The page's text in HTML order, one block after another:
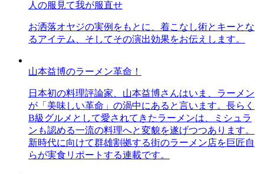
人の服見て我が服直せ
お洒落オヤジの実例をもとに、着こなし術とキーとな
るアイテム、そしてその演出効果をお伝えします。
山本益博のラーメン革命！
日本初の料理評論家、山本益博さんはいま、ラーメン
が「美味しい革命」の渦中にあると言います。長らく
B級グルメとして愛されてきたラーメンは、ミシュラ
ンも認める一流の料理へと変貌を遂げつつあります。
新時代に向けて群雄割拠する街のラーメン店を巨匠自
らが実食リポートする連載です。